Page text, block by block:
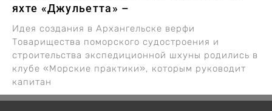
яхте «Джульетта» –
Идея создания в Архангельске верфи
Товарищества поморского судостроения и
строительства экспедиционной шхуны родились в
клубе «Морские практики», которым руководит
капитан